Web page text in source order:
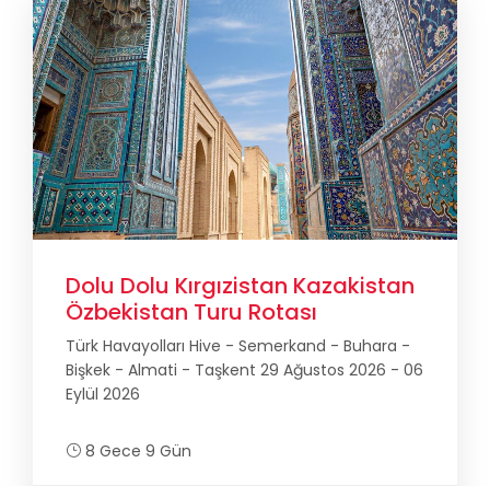
Dolu Dolu Kırgızistan Kazakistan
Özbekistan Turu Rotası
Türk Havayolları Hive - Semerkand - Buhara -
Bişkek - Almati - Taşkent 29 Ağustos 2026 - 06
Eylül 2026
8 Gece 9 Gün